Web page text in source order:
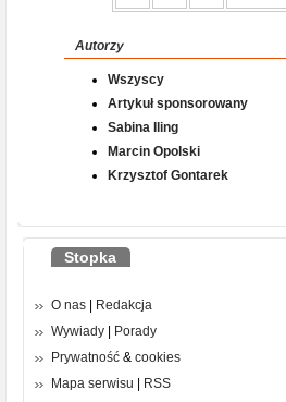
Autorzy
Wszyscy
Artykuł sponsorowany
Sabina Iling
Marcin Opolski
Krzysztof Gontarek
Stopka
O nas
Redakcja
Wywiady
Porady
Prywatność & cookies
Mapa serwisu
RSS